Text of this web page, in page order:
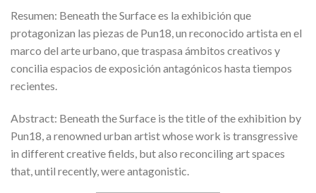
Resumen: Beneath the Surface es la exhibición que
protagonizan las piezas de Pun18, un reconocido artista en el
marco del arte urbano, que traspasa ámbitos creativos y
concilia espacios de exposición antagónicos hasta tiempos
recientes.
Abstract: Beneath the Surface is the title of the exhibition by
Pun18, a renowned urban artist whose work is transgressive
in different creative fields, but also reconciling art spaces
that, until recently, were antagonistic.